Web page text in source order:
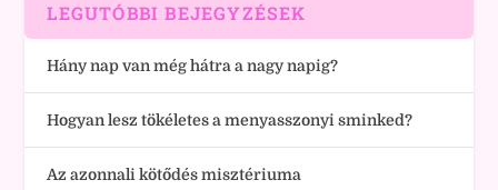
LEGUTÓBBI BEJEGYZÉSEK
Hány nap van még hátra a nagy napig?
Hogyan lesz tökéletes a menyasszonyi sminked?
Az azonnali kötődés misztériuma